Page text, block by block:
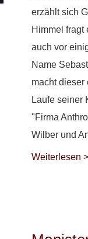
erzählt sich
Himmel
auch vor
Name
macht dieser
Laufe seiner
"Firma
Wilber und
Weiterlesen >